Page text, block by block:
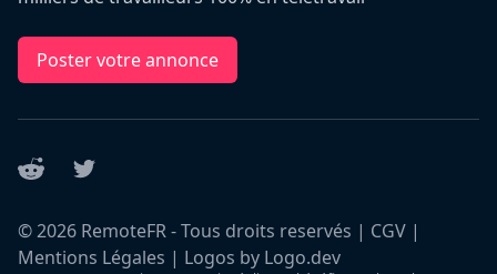
Poster votre annonce
Reddit Twitter
©2026 RemoteFR - Tous droits reservés | CGV |
Mentions Légales | Logos by Logo.dev